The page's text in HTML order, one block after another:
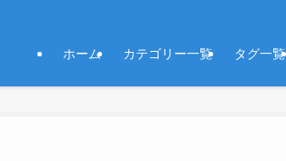
ホーム カテゴリー一覧 タグ一覧